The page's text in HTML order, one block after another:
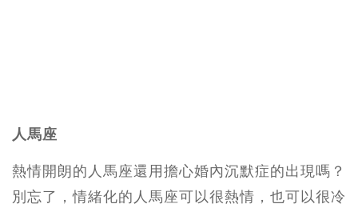
人馬座
熱情開朗的人馬座還用擔心婚內沉默症的出現嗎？
別忘了，情緒化的人馬座可以很熱情，也可以很冷